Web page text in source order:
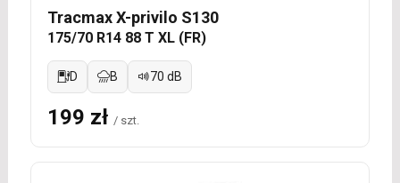
Tracmax X-privilo S130
175/70 R14 88 T XL (FR)
D B 70 dB
199 zł / szt.